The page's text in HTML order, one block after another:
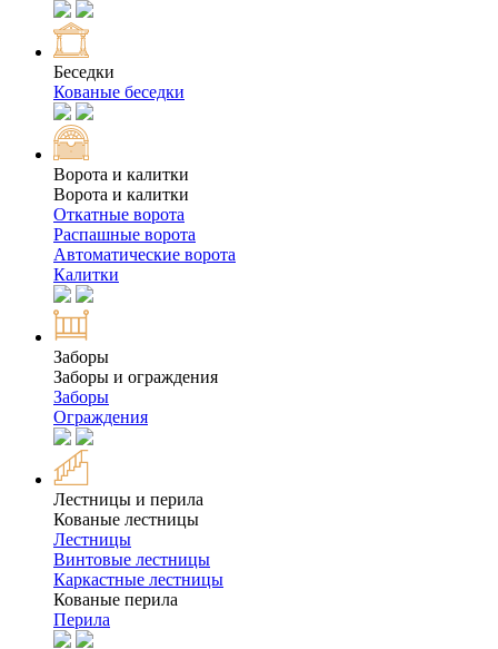
Беседки
Кованые беседки
Ворота и калитки
Ворота и калитки
Откатные ворота
Распашные ворота
Автоматические ворота
Калитки
Заборы
Заборы и ограждения
Заборы
Ограждения
Лестницы и перила
Кованые лестницы
Лестницы
Винтовые лестницы
Каркастные лестницы
Кованые перила
Перила